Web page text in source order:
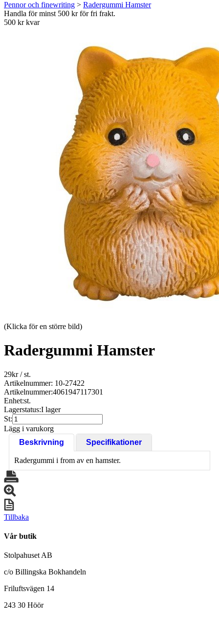
Pennor och finewriting > Radergummi Hamster
Handla för minst 500 kr för fri frakt.
500 kr kvar
(Klicka för en större bild)
Radergummi Hamster
29kr/ st.
Artikelnummer: 10-27422
Artikelnummer:4061947117301
Enhet:st.
Lagerstatus:I lager
St:
Lägg i varukorg
Beskrivning
Specifikationer
Radergummi i from av en hamster.
Tillbaka
Vår butik
Stolpahuset AB
c/o Billingska Bokhandeln
Friluftsvägen 14
243 30 Höör